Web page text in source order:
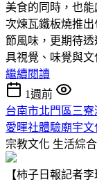
美食的同時，也
次煉瓦鐵板燒推
節風味，更期待
具視覺、味覺與文
繼續閱讀
1週前
台南市北門區三
愛暉社體驗廟宇文
宗教文化 生活綜合
【柿子日報記者